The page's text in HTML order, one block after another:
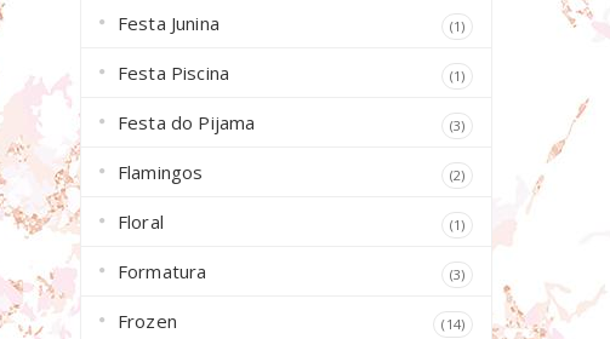
Festa Junina (1)
Festa Piscina (1)
Festa do Pijama (3)
Flamingos (2)
Floral (1)
Formatura (3)
Frozen (14)